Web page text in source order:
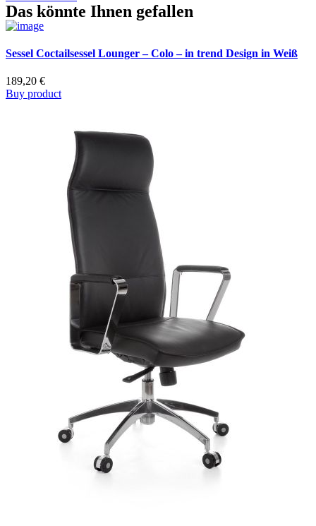
Das könnte Ihnen gefallen
Sessel Coctailsessel Lounger – Colo – in trend Design in Weiß
189,20 €
Buy product